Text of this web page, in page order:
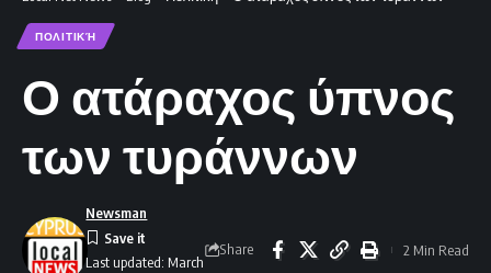
ΠΟΛΙΤΙΚΉ
Ο ατάραχος ύπνος
των τυράννων
Last updated: March
Newsman
Share 2 Min Read